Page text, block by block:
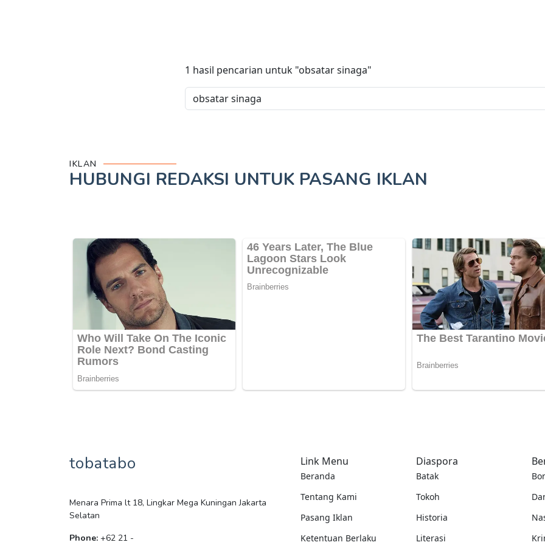
1 hasil pencarian untuk "obsatar sinaga"
IKLAN
HUBUNGI REDAKSI UNTUK PASANG IKLAN
tobatabo
Menara Prima lt 18, Lingkar Mega Kuningan Jakarta
Selatan
Phone: +62 21 -
Link Menu
Beranda
Tentang Kami
Pasang Iklan
Ketentuan Berlaku
Diaspora
Batak
Tokoh
Historia
Literasi